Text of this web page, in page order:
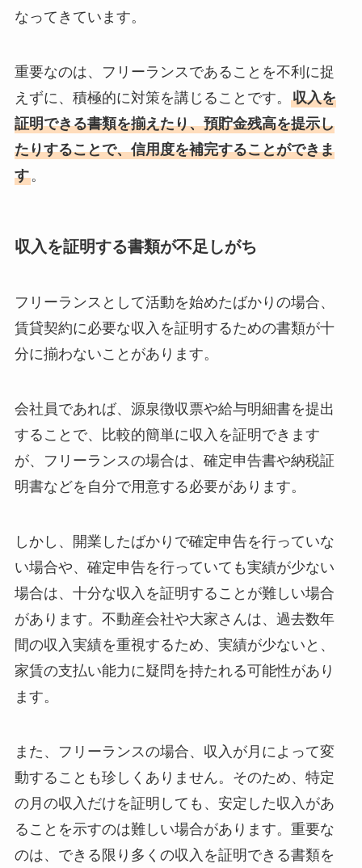
なってきています。
重要なのは、フリーランスであることを不利に捉
えずに、積極的に対策を講じることです。 収入を
証明できる書類を揃えたり、預貯金残高を提示し
たりすることで、信用度を補完することができま
す。
収入を証明する書類が不足しがち
フリーランスとして活動を始めたばかりの場合、
賃貸契約に必要な収入を証明するための書類が十
分に揃わないことがあります。
会社員であれば、源泉徴収票や給与明細書を提出
することで、比較的簡単に収入を証明できます
が、フリーランスの場合は、確定申告書や納税証
明書などを自分で用意する必要があります。
しかし、開業したばかりで確定申告を行っていな
い場合や、確定申告を行っていても実績が少ない
場合は、十分な収入を証明することが難しい場合
があります。不動産会社や大家さんは、過去数年
間の収入実績を重視するため、実績が少ないと、
家賃の支払い能力に疑問を持たれる可能性があり
ます。
また、フリーランスの場合、収入が月によって変
動することも珍しくありません。そのため、特定
の月の収入だけを証明しても、安定した収入があ
ることを示すのは難しい場合があります。重要な
のは、できる限り多くの収入を証明できる書類を